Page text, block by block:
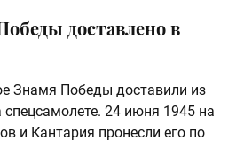
доставлено в
Знамя Победы доставили из
24 июня 1945 на
и Кантария пронесли его по